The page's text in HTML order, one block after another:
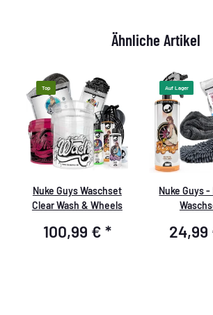
Ähnliche Artikel
Top
Nuke Guys Waschset
Clear Wash & Wheels
100,99 € *
Auf Lager
Nuke Guys -
24,99